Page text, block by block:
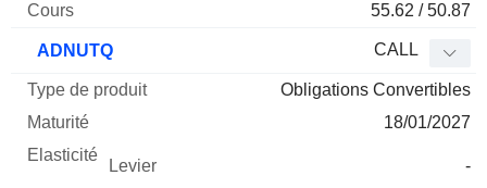
55.62 / 50.87
ADNUTQ CALL
Obligations Convertibles
18/01/2027
-